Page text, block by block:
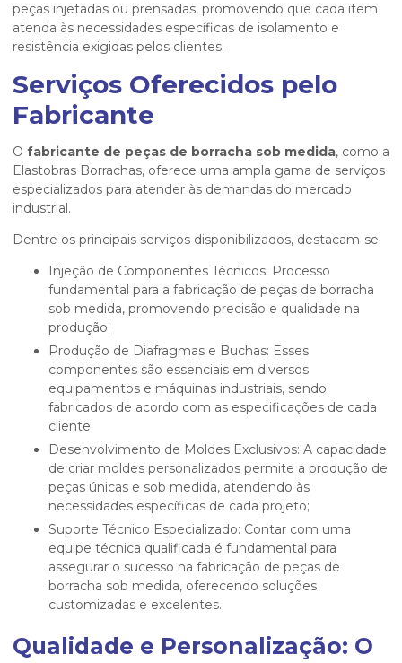
peças injetadas ou prensadas, promovendo que cada item
atenda às necessidades específicas de isolamento e
resistência exigidas pelos clientes.
Serviços Oferecidos pelo
Fabricante
O fabricante de peças de borracha sob medida, como a
Elastobras Borrachas, oferece uma ampla gama de serviços
especializados para atender às demandas do mercado
industrial.
Dentre os principais serviços disponibilizados, destacam-se:
Injeção de Componentes Técnicos: Processo
fundamental para a fabricação de peças de borracha
sob medida, promovendo precisão e qualidade na
produção;
Produção de Diafragmas e Buchas: Esses
componentes são essenciais em diversos
equipamentos e máquinas industriais, sendo
fabricados de acordo com as especificações de cada
cliente;
Desenvolvimento de Moldes Exclusivos: A capacidade
de criar moldes personalizados permite a produção de
peças únicas e sob medida, atendendo às
necessidades específicas de cada projeto;
Suporte Técnico Especializado: Contar com uma
equipe técnica qualificada é fundamental para
assegurar o sucesso na fabricação de peças de
borracha sob medida, oferecendo soluções
customizadas e excelentes.
Qualidade e Personalização: O